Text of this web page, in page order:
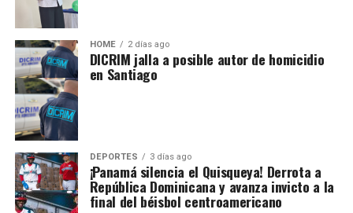
HOME 2 días ago
DICRIM jalla a posible autor de homicidio
en Santiago
DEPORTES 3 días ago
¡Panamá silencia el Quisqueya! Derrota a
República Dominicana y avanza invicto a la
final del béisbol centroamericano